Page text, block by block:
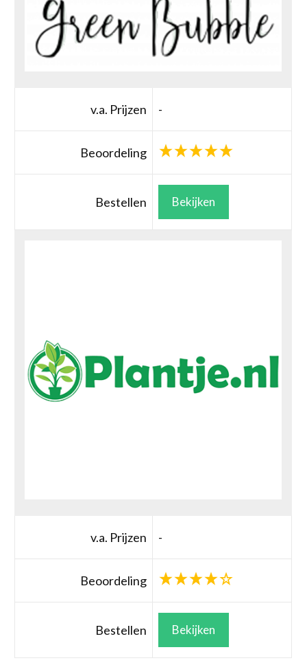
v.a. Prijzen -
Beoordeling
Bestellen Bekijken
v.a. Prijzen -
Beoordeling
Bestellen Bekijken